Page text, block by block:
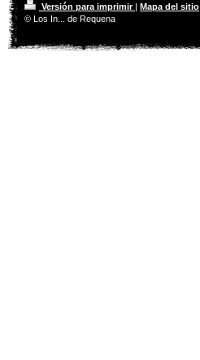
Versión para imprimir | Mapa del sitio
© Los In... de Requena